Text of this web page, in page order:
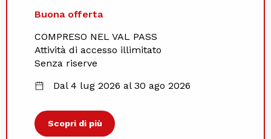
Buona offerta
COMPRESO NEL VAL PASS
Attività di accesso illimitato
Senza riserve
Dal 4 lug 2026 al 30 ago 2026
Scopri di più